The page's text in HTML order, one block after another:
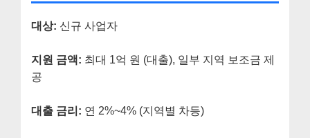
대상: 신규 사업자
지원 금액: 최대 1억 원 (대출), 일부 지역 보조금 제
공
대출 금리: 연 2%~4% (지역별 차등)